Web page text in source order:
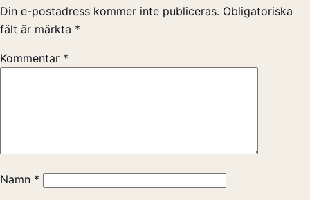
Din e-postadress kommer inte publiceras. Obligatoriska
fält är märkta *
Kommentar *
Namn *